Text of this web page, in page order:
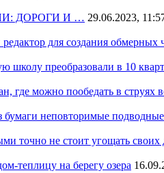
ДОРОГИ И … 29.06.2023,
для создания обмерных
школу преобразовали в 10
где можно пообедать в струях
бумаги неповторимые
точно не стоит угощать
теплицу на берегу озера